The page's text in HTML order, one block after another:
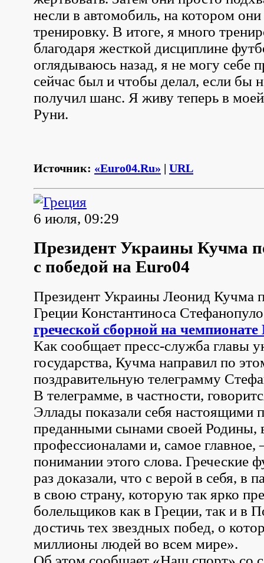
несли в автомобиль, на котором
тренировку. В итоге, я много
благодаря жесткой дисциплине
оглядываюсь назад, я не могу себе
сейчас был и чтобы делал, если бы
получил шанс. Я живу теперь в моей
Руни.
Источник: «Euro04.Ru» | URL
6 июля, 09:29
Президент Украины Кучма
с победой на Euro04
Президент Украины Леонид Кучма
Греции Константиноса
греческой сборной на
Как сообщает пресс-служба главы
государства, Кучма направил по
поздравительную телеграмму
В телеграмме, в частности,
Эллады показали себя настоящими
преданными сынами своей Родины,
профессионалами и, самое
понимании этого слова. Греческие
раз доказали, что с верой в себя, в
в свою страну, которую так ярко
болельщиков как в Греции, так и в
достичь тех звездных побед, о
миллионы людей во всем мире».